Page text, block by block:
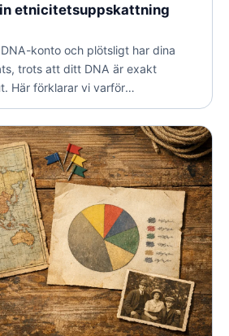
etnicitetsuppskattning
konto och plötsligt har dina
trots att ditt DNA är exakt
Här förklarar vi varför
uppdateras och vad det
din släktforskning.